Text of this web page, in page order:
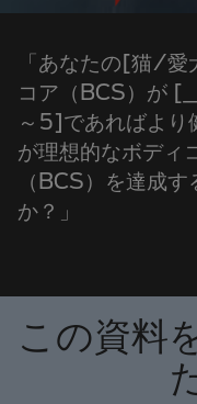
「あなたの[猫/愛
コア（BCS）
～5]であればより
が理想的なボディ
（BCS）を達成
か？」
この資料